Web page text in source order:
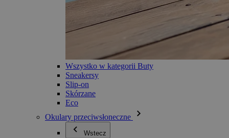
Wszystko w kategorii Buty
Sneakersy
Slip-on
Skórzane
Eco
Okulary przeciwsłoneczne
Wstecz